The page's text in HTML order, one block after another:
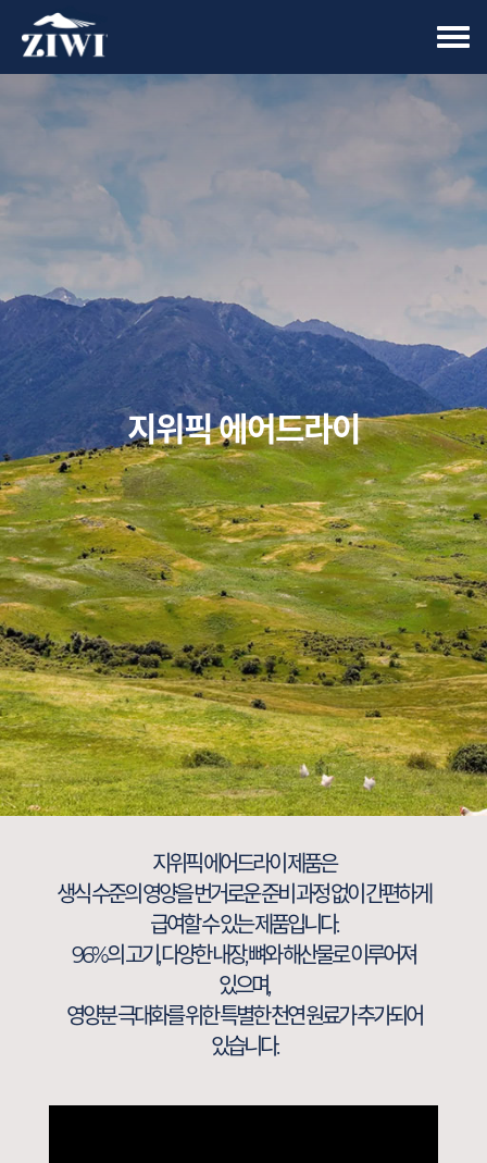
지위픽 에어드라이
지위픽 에어드라이 제품은
생식 수준의 영양을 번거로운 준비 과정 없이 간편하게
급여할 수 있는 제품입니다.
96%의 고기, 다양한 내장, 뼈와 해산물로 이루어져
있으며,
영양분 극대화를 위한 특별한 천연 원료가 추가되어
있습니다.